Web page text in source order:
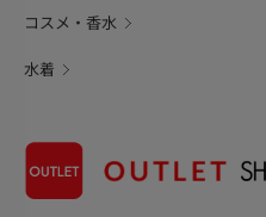
コスメ・香水
水着